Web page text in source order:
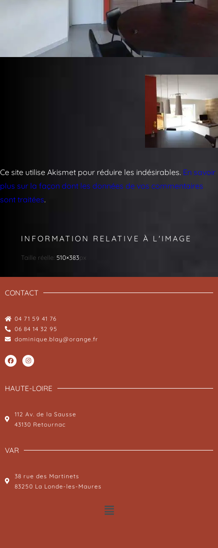
Ce site utilise Akismet pour réduire les indésirables. En savoir
plus sur la façon dont les données de vos commentaires
sont traitées.
INFORMATION RELATIVE À L'IMAGE
Taille réelle: 510×383px
CONTACT
04 71 59 41 76
06 84 14 32 95
dominique.blay@orange.fr
HAUTE-LOIRE
112 Av. de la Sausse
43130 Retournac
VAR
38 rue des Martinets
83250 La Londe-les-Maures